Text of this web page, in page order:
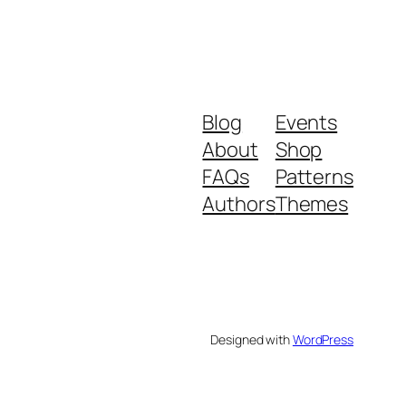
Blog
About
FAQs
Authors
Events
Shop
Patterns
Themes
Designed withWordPress